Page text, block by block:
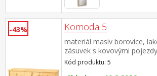
-43% Komoda 5
materiál masiv borovice,
zásuvek s kovovými
variabilní policí hloubka
Kód produktu: 5